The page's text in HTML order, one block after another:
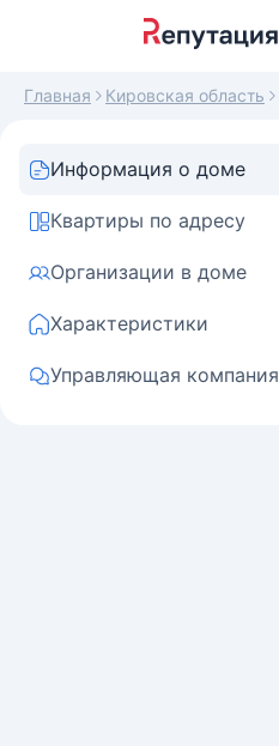
Главная Кировская область
Информация о доме
Квартиры по адресу
Организации в доме
Характеристики
Управляющая компания